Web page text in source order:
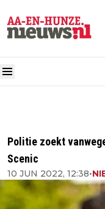
Politie zoekt
Scenic
10 JUN 2022, 12:38•